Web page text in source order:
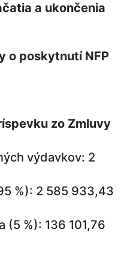
a ukončenia
o poskytnutí NFP
zo Zmluvy
výdavkov: 2
%): 2 585 933,43
(5 %): 136 101,76